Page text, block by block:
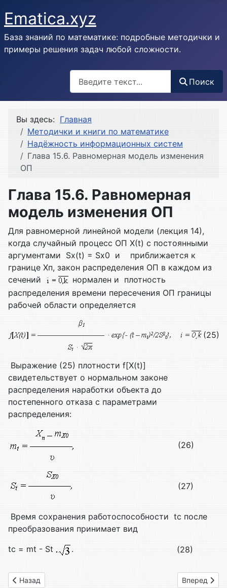
Ematica.xyz
База знаний по математике: подробные методички и
примеры решения задач любой сложности.
Поиск
Вы здесь: Главная
Методички и книги по математике
Надёжность информационных систем
Глава 15.6. Равномерная модель изменения
ОП
Глава 15.6. Равномерная
модель изменения ОП
Для равномерной линейной модели (лекция 14),
когда случайный процесс ОП Х(t) с постоянными
аргументами Sx(t) = Sx0 и приближается к
границе Xп, закон распределения ОП в каждом из
сечений
нормален и плотность
распределения времени пересечения ОП границы
рабочей области определяется
(25)
Выражение (25) плотности f[X(t)]
свидетельствует о нормальном законе
распределения наработки объекта до
постепенного отказа с параметрами
распределения:
(26)
(27)
Время сохранения работоспособности tс после
преобразования принимает вид
tс = mt - St
. (28)
Предыдущий: Глава 15.5. Веерные модели изменения ОП
Назад Следующий:
Вперед